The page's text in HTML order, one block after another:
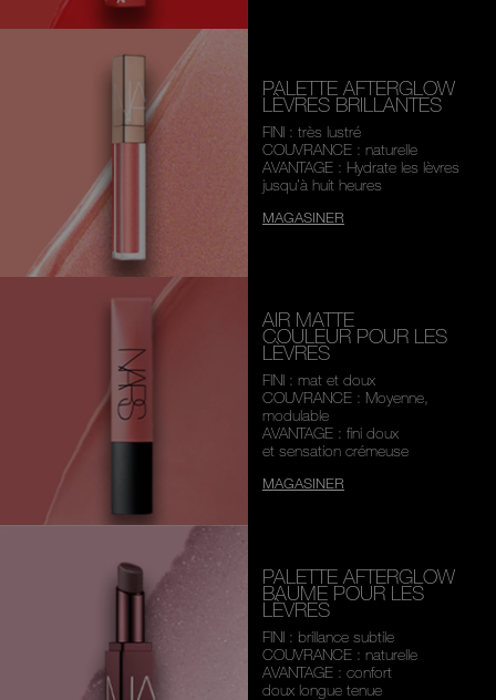
PALETTE AFTERGLOW
LÈVRES BRILLANTES
FINI : très lustré
COUVRANCE : naturelle
AVANTAGE : Hydrate les lèvres
jusqu’à huit heures
MAGASINER
AIR MATTE
COULEUR POUR LES
LÈVRES
FINI : mat et doux
COUVRANCE : Moyenne,
modulable
AVANTAGE : fini doux
et sensation crémeuse
MAGASINER
PALETTE AFTERGLOW
BAUME POUR LES
LÈVRES
FINI : brillance subtile
COUVRANCE : naturelle
AVANTAGE : confort
doux longue tenue